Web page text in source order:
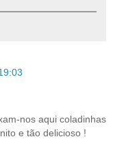
nos aqui coladinhas
e tão delicioso !